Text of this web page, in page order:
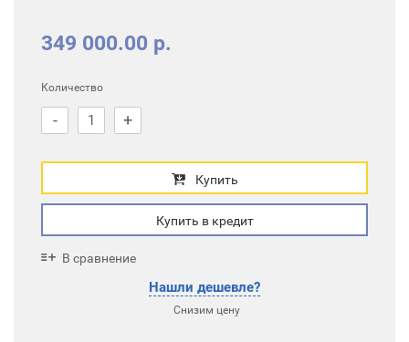
349 000.00 р.
Количество
- +
Купить
Купить в кредит
В сравнение
Нашли дешевле?
Снизим цену